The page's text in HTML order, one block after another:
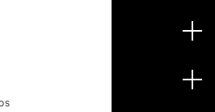
Concursos
para o Conhecimento
e Informação